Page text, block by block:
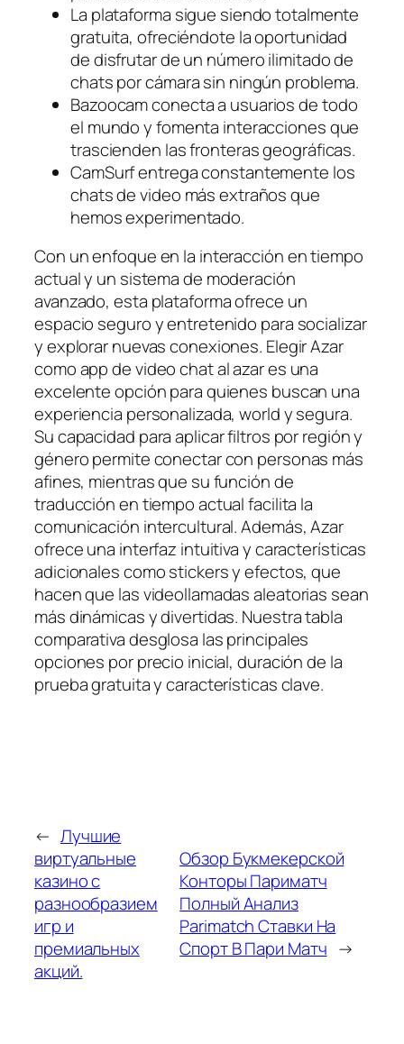
La plataforma sigue siendo totalmente
gratuita, ofreciéndote la oportunidad
de disfrutar de un número ilimitado de
chats por cámara sin ningún problema.
Bazoocam conecta a usuarios de todo
el mundo y fomenta interacciones que
trascienden las fronteras geográficas.
CamSurf entrega constantemente los
chats de video más extraños que
hemos experimentado.
Con un enfoque en la interacción en tiempo
actual y un sistema de moderación
avanzado, esta plataforma ofrece un
espacio seguro y entretenido para socializar
y explorar nuevas conexiones. Elegir Azar
como app de video chat al azar es una
excelente opción para quienes buscan una
experiencia personalizada, world y segura.
Su capacidad para aplicar filtros por región y
género permite conectar con personas más
afines, mientras que su función de
traducción en tiempo actual facilita la
comunicación intercultural. Además, Azar
ofrece una interfaz intuitiva y características
adicionales como stickers y efectos, que
hacen que las videollamadas aleatorias sean
más dinámicas y divertidas. Nuestra tabla
comparativa desglosa las principales
opciones por precio inicial, duración de la
prueba gratuita y características clave.
← Лучшие
виртуальные
казино с
разнообразием
игр и
премиальных
акций.
Обзор Букмекерской
Конторы Париматч
Полный Анализ
Parimatch Ставки На
Спорт В Пари Матч →